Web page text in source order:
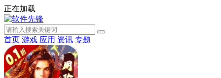
正在加载
首页 游戏 应用 资讯 专题